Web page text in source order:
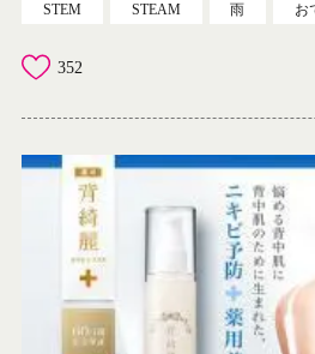
STEM STEAM 雨 お
352